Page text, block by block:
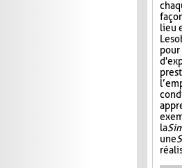
lieu
Les
pour
la
une